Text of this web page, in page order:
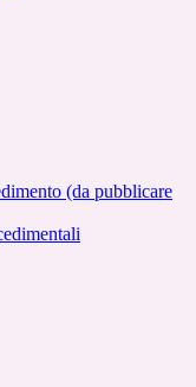
(da pubblicare